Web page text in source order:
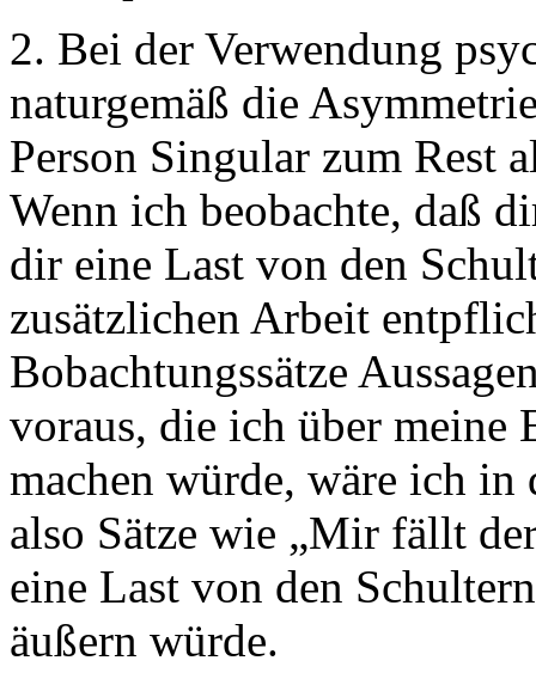
2. Bei der Verwendung
naturgemäß die
Person Singular zum Rest
Wenn ich beobachte, daß
dir eine Last von den
zusätzlichen Arbeit
Bobachtungssätze
voraus, die ich über meine
machen würde, wäre ich
also Sätze wie „Mir fällt
eine Last von den
äußern würde.